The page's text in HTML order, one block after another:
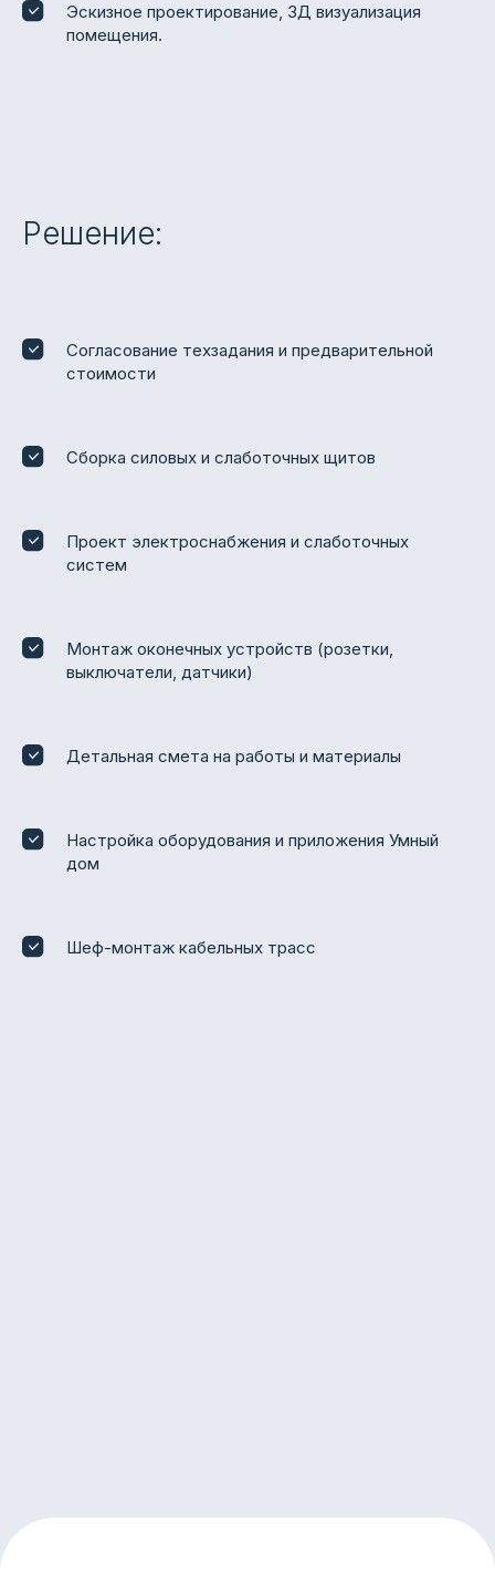
Эскизное проектирование, 3Д визуализация
помещения.
Решение:
Согласование техзадания и предварительной
стоимости
Сборка силовых и слаботочных щитов
Проект электроснабжения и слаботочных
систем
Монтаж оконечных устройств (розетки,
выключатели, датчики)
Детальная смета на работы и материалы
Настройка оборудования и приложения Умный
дом
Шеф-монтаж кабельных трасс